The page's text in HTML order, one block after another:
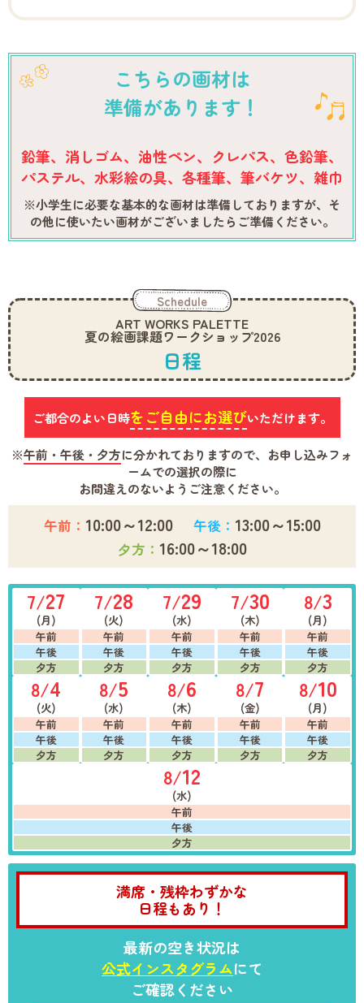
こちらの画材は
準備があります！
鉛筆、消しゴム、油性ペン、クレパス、色鉛筆、
パステル、水彩絵の具、各種筆、筆バケツ、雑巾
※小学生に必要な基本的な画材は準備しておりますが、 そ
の他に使いたい画材がございましたらご準備ください。
Schedule
ART WORKS PALETTE
夏の絵画課題ワークショップ2026
日程
ご都合のよい日時をご自由にお選びいただけます。
※午前・午後・夕方に分かれておりますので、お申し込みフォ
ームでの選択の際に
お間違えのないようご注意ください。
午前： 10:00～12:00 午後： 13:00～15:00
夕方： 16:00～18:00
7/27
(月)
午前
午後
夕方
7/28
(火)
午前
午後
夕方
7/29
(水)
午前
午後
夕方
7/30
(木)
午前
午後
夕方
8/3
(月)
午前
午後
夕方
8/4
(火)
午前
午後
夕方
8/5
(水)
午前
午後
夕方
8/6
(木)
午前
午後
夕方
8/7
(金)
午前
午後
夕方
8/10
(月)
午前
午後
夕方
8/12
(水)
午前
午後
夕方
満席・残枠わずかな
日程もあり！
最新の空き状況は
公式インスタグラムにて
ご確認ください